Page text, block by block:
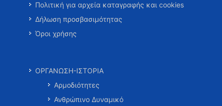
Πολιτική για αρχεία καταγραφής και cookies
Δήλωση προσβασιμότητας
Όροι χρήσης
ΟΡΓΑΝΩΣΗ-ΙΣΤΟΡΙΑ
Αρμοδιότητες
Ανθρώπινο Δυναμικό